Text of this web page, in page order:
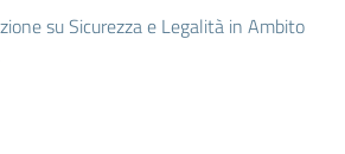
su Sicurezza e Legalità in Ambito